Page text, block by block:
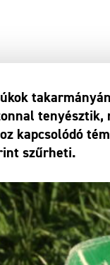
kapcsolódó
szűrheti.